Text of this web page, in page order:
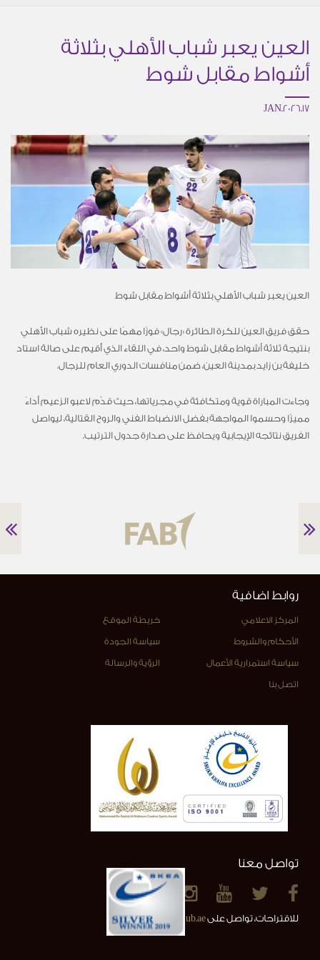
العين يعبر شباب الأهلي بثلاثة
أشواط مقابل شوط
17.JAN.2026
العين يعبر شباب الأهلي بثلاثة أشواط مقابل شوط
حقق فريق العين للكرة الطائرة «رجال» فوزًا مهمًا على نظيره شباب الأهلي
بنتيجة ثلاثة أشواط مقابل شوط واحد، في اللقاء الذي أُقيم على صالة استاد
خليفة بن زايد بمدينة العين، ضمن منافسات الدوري العام للرجال.
وجاءت المباراة قوية ومتكافئة في مجرياتها، حيث قدّم لاعبو الزعيم أداءً
مميزًا وحسموا المواجهة بفضل الانضباط الفني والروح القتالية، ليواصل
الفريق نتائجه الإيجابية ويحافظ على صدارة جدول الترتيب.
روابط اضافية
المركز الاعلامي خريطة الموقع
الأحكام والشروط سياسة الجودة
سياسة استمرارية الأعمال الرؤية والرسالة
اتصل بنا
تواصل معنا
للاقتراحات، تواصل علىinfo@alainclub.ae